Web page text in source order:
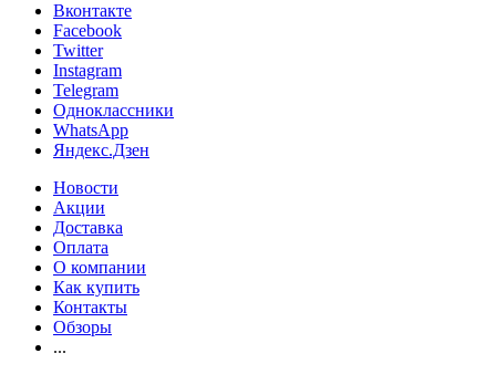
Вконтакте
Facebook
Twitter
Instagram
Telegram
Одноклассники
WhatsApp
Яндекс.Дзен
Новости
Акции
Доставка
Оплата
О компании
Как купить
Контакты
Обзоры
...